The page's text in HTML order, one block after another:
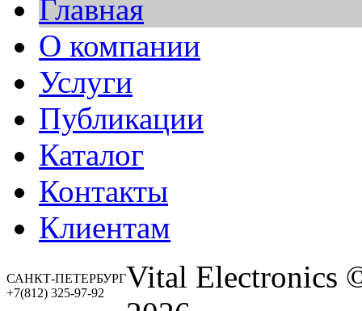
Главная
О компании
Услуги
Публикации
Каталог
Контакты
Клиентам
САНКТ-ПЕТЕРБУРГ
+7(812) 325-97-92
Vital Electronics